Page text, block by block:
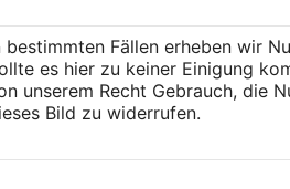
bestimmten Fällen erheben wir
es hier zu keiner Einigung
unserem Recht Gebrauch, die
Bild zu widerrufen.